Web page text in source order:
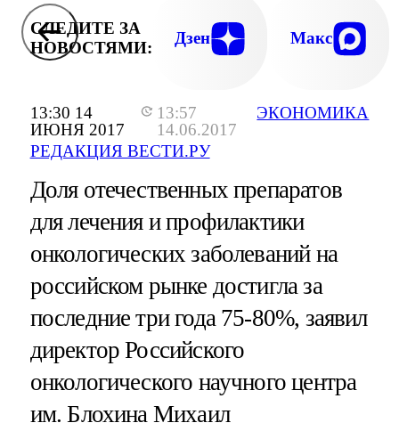
13:30 14
ИЮНЯ 2017
13:57
14.06.2017
РЕДАКЦИЯ ВЕСТИ.РУ
ЭКОНОМИКА
СЛЕДИТЕ ЗА
НОВОСТЯМИ:
Дзен Макс
Доля отечественных препаратов
для лечения и профилактики
онкологических заболеваний на
российском рынке достигла за
последние три года 75-80%, заявил
директор Российского
онкологического научного центра
им. Блохина Михаил